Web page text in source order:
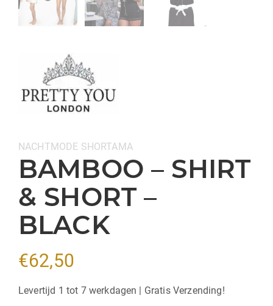
Categorieën:
NACHTMODE SHORTAMA
BAMBOO – SHIRT
& SHORT –
BLACK
€62,50
Levertijd 1 tot 7 werkdagen | Gratis Verzending!